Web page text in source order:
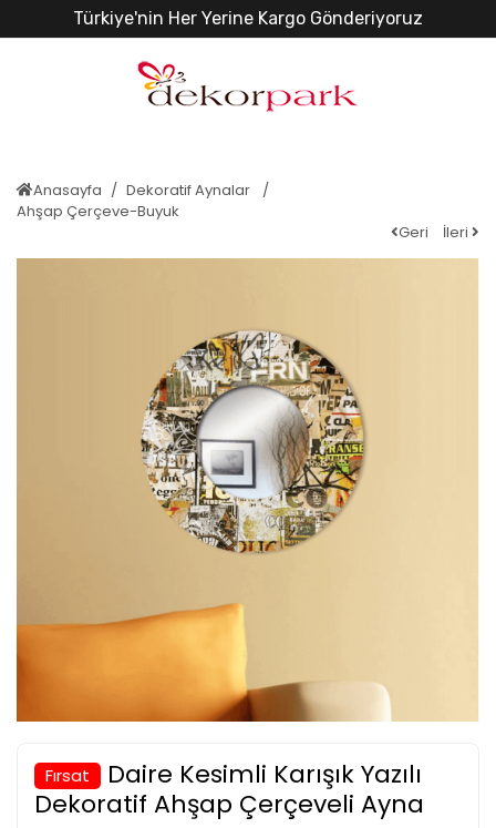
Türkiye'nin Her Yerine Kargo Gönderiyoruz
Anasayfa
Dekoratif Aynalar
Ahşap Çerçeve-Buyuk
Geri
İleri
Fırsat
Daire Kesimli Karışık Yazılı
Dekoratif Ahşap Çerçeveli Ayna